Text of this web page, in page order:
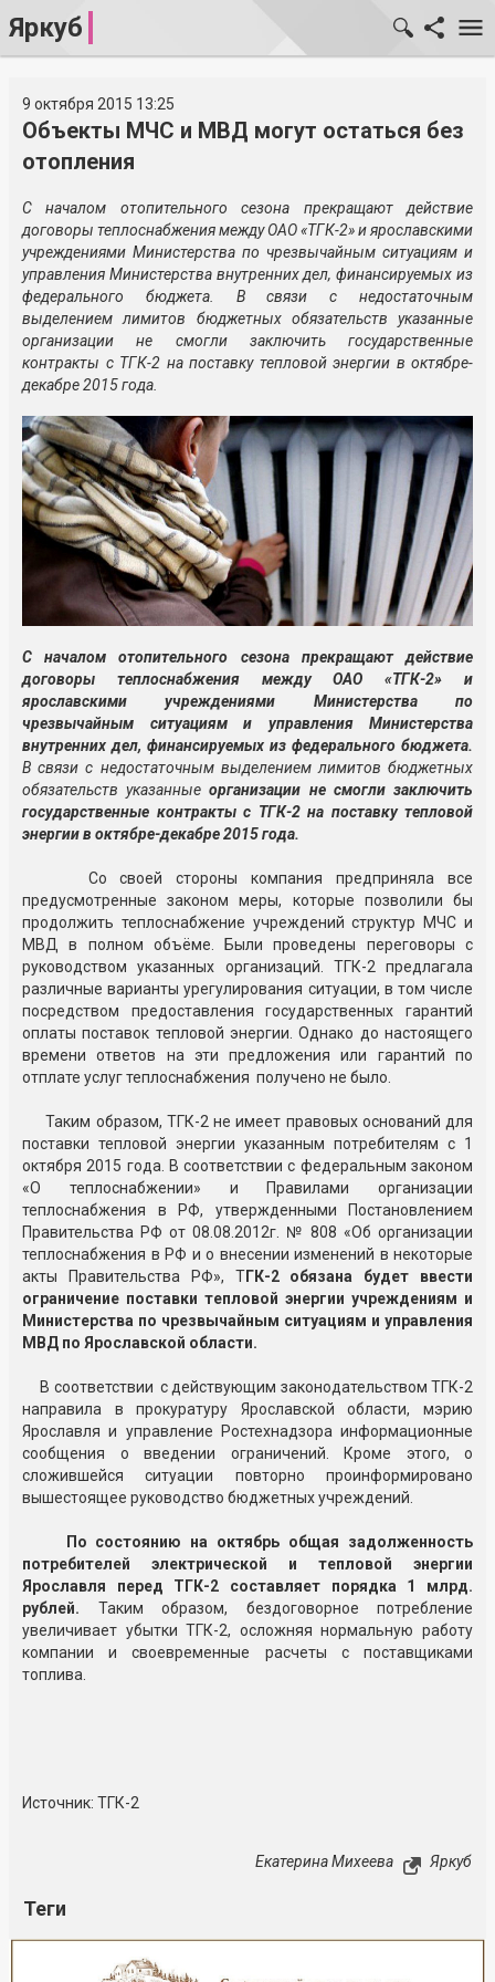
Яркуб
9 октября 2015 13:25
Объекты МЧС и МВД могут остаться без
отопления
С началом отопительного сезона прекращают действие
договоры теплоснабжения между ОАО «ТГК-2» и ярославскими
учреждениями Министерства по чрезвычайным ситуациям и
управления Министерства внутренних дел, финансируемых из
федерального бюджета. В связи с недостаточным
выделением лимитов бюджетных обязательств указанные
организации не смогли заключить государственные
контракты с ТГК-2 на поставку тепловой энергии в октябре-
декабре 2015 года.
С началом отопительного сезона прекращают действие
договоры теплоснабжения между ОАО «ТГК-2» и
ярославскими учреждениями Министерства по
чрезвычайным ситуациям и управления Министерства
внутренних дел, финансируемых из федерального бюджета.
В связи с недостаточным выделением лимитов бюджетных
обязательств указанные организации не смогли заключить
государственные контракты с ТГК-2 на поставку тепловой
энергии в октябре-декабре 2015 года.
Со своей стороны компания предприняла все
предусмотренные законом меры, которые позволили бы
продолжить теплоснабжение учреждений структур МЧС и
МВД в полном объёме. Были проведены переговоры с
руководством указанных организаций. ТГК-2 предлагала
различные варианты урегулирования ситуации, в том числе
посредством предоставления государственных гарантий
оплаты поставок тепловой энергии. Однако до настоящего
времени ответов на эти предложения или гарантий по
отплате услуг теплоснабжения получено не было.
Таким образом, ТГК-2 не имеет правовых оснований для
поставки тепловой энергии указанным потребителям с 1
октября 2015 года. В соответствии с федеральным законом
«О теплоснабжении» и Правилами организации
теплоснабжения в РФ, утвержденными Постановлением
Правительства РФ от 08.08.2012г. № 808 «Об организации
теплоснабжения в РФ и о внесении изменений в некоторые
акты Правительства РФ», ТГК-2 обязана будет ввести
ограничение поставки тепловой энергии учреждениям и
Министерства по чрезвычайным ситуациям и управления
МВД по Ярославской области.
В соответствии с действующим законодательством ТГК-2
направила в прокуратуру Ярославской области, мэрию
Ярославля и управление Ростехнадзора информационные
сообщения о введении ограничений. Кроме этого, о
сложившейся ситуации повторно проинформировано
вышестоящее руководство бюджетных учреждений.
По состоянию на октябрь общая задолженность
потребителей электрической и тепловой энергии
Ярославля перед ТГК-2 составляет порядка 1 млрд.
рублей. Таким образом, бездоговорное потребление
увеличивает убытки ТГК-2, осложняя нормальную работу
компании и своевременные расчеты с поставщиками
топлива.
Источник: ТГК-2
Екатерина Михеева Яркуб
Теги